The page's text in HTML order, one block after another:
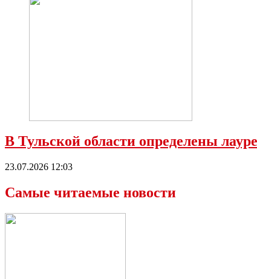
В Тульской области определены
23.07.2026 12:03
Самые читаемые новости